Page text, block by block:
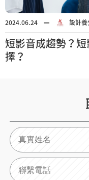
短影音成趨勢？
擇？
2024.06.24 設計養